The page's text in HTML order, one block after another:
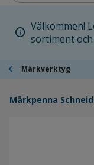
info Välkommen!
sortiment
chevron_left Märkverktyg
Märkpenna